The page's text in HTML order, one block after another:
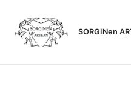
contenido
SORGINen